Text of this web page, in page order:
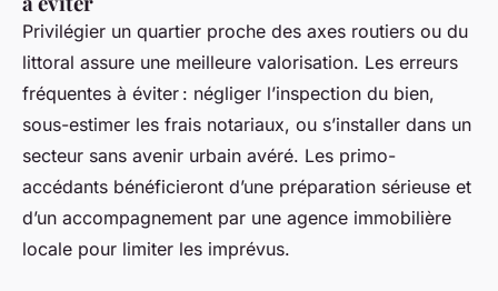
Privilégier un quartier proche des axes routiers ou du
littoral assure une meilleure valorisation. Les erreurs
fréquentes à éviter : négliger l’inspection du bien,
sous-estimer les frais notariaux, ou s’installer dans un
secteur sans avenir urbain avéré. Les primo-
accédants bénéficieront d’une préparation sérieuse et
d’un accompagnement par une agence immobilière
locale pour limiter les imprévus.